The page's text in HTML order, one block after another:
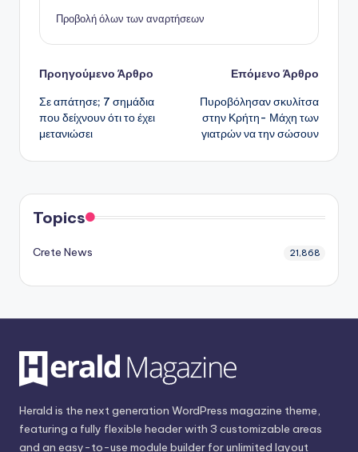
Προβολή όλων των αναρτήσεων
Πλοήγηση
δημοσιεύσεων
Προηγούμενο Άρθρο
Σε απάτησε; 7 σημάδια
που δείχνουν ότι το έχει
μετανιώσει
Επόμενο Άρθρο
Πυροβόλησαν σκυλίτσα
στην Κρήτη- Μάχη των
γιατρών να την σώσουν
Topics
Crete News 21,868
Herald is the next generation WordPress magazine theme,
featuring a fully flexible header with 3 customizable areas
and an easy-to-use module builder for unlimited layout